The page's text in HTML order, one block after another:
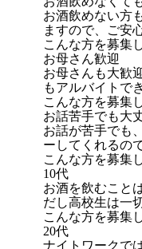
お酒飲めない方
ますので、ご安
こんな方を募集
お母さん歓迎
お母さんも大歓
もアルバイトで
こんな方を募集
お話苦手でも大
お話が苦手でも
ーしてくれるの
こんな方を募集
10代
お酒を飲むこと
だし高校生は一
こんな方を募集
20代
ナイトワークで